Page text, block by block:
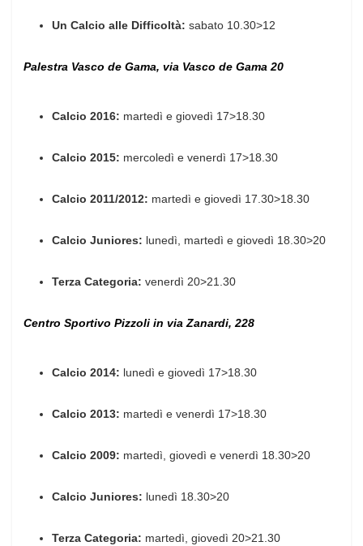
Un Calcio alle Difficoltà: sabato 10.30>12
Palestra Vasco de Gama, via Vasco de Gama 20
Calcio 2016: martedì e giovedì 17>18.30
Calcio 2015: mercoledì e venerdì 17>18.30
Calcio 2011/2012: martedì e giovedì 17.30>18.30
Calcio Juniores: lunedì, martedì e giovedì 18.30>20
Terza Categoria: venerdì 20>21.30
Centro Sportivo Pizzoli in via Zanardi, 228
Calcio 2014: lunedì e giovedì 17>18.30
Calcio 2013: martedì e venerdì 17>18.30
Calcio 2009: martedì, giovedì e venerdì 18.30>20
Calcio Juniores: lunedì 18.30>20
Terza Categoria: martedì, giovedì 20>21.30